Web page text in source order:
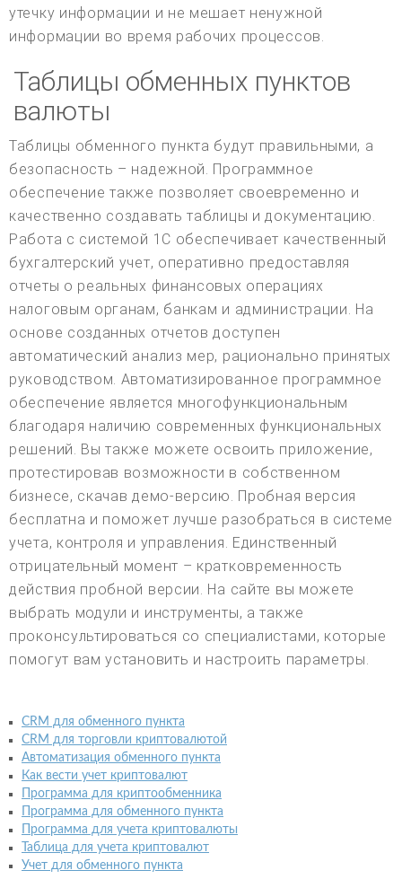
утечку информации и не мешает ненужной
информации во время рабочих процессов.
Таблицы обменных пунктов
валюты
Таблицы обменного пункта будут правильными, а
безопасность – надежной. Программное
обеспечение также позволяет своевременно и
качественно создавать таблицы и документацию.
Работа с системой 1С обеспечивает качественный
бухгалтерский учет, оперативно предоставляя
отчеты о реальных финансовых операциях
налоговым органам, банкам и администрации. На
основе созданных отчетов доступен
автоматический анализ мер, рационально принятых
руководством. Автоматизированное программное
обеспечение является многофункциональным
благодаря наличию современных функциональных
решений. Вы также можете освоить приложение,
протестировав возможности в собственном
бизнесе, скачав демо-версию. Пробная версия
бесплатна и поможет лучше разобраться в системе
учета, контроля и управления. Единственный
отрицательный момент – кратковременность
действия пробной версии. На сайте вы можете
выбрать модули и инструменты, а также
проконсультироваться со специалистами, которые
помогут вам установить и настроить параметры.
CRM для обменного пункта
CRM для торговли криптовалютой
Автоматизация обменного пункта
Как вести учет криптовалют
Программа для криптообменника
Программа для обменного пункта
Программа для учета криптовалюты
Таблица для учета криптовалют
Учет для обменного пункта